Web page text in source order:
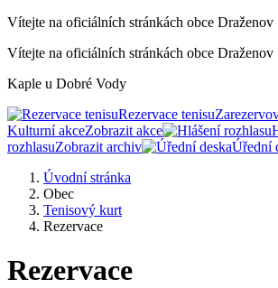
Vítejte na oficiálních stránkách obce Draženov
Vítejte na oficiálních stránkách obce Draženov
Kaple u Dobré Vody
Rezervace tenisu
Kulturní akceZobrazit akce
rozhlasuZobrazit archiv Úřední
Úvodní stránka
Obec
Tenisový kurt
Rezervace
Rezervace